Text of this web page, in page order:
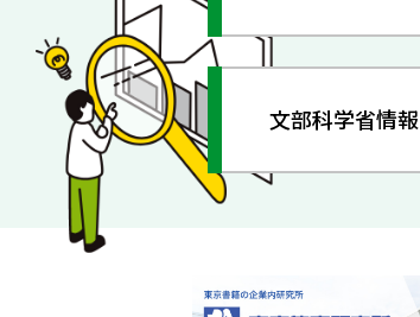
文部科学省情報